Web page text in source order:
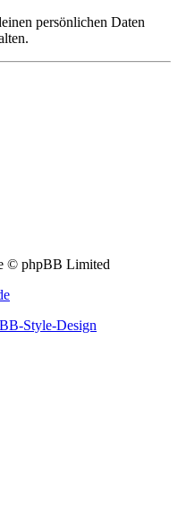
persönlichen Daten
© phpBB Limited
Style-Design